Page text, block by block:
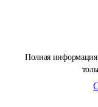
Полная информация